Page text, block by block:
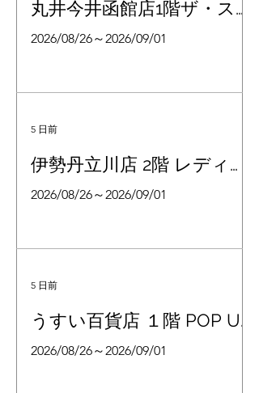
丸井今井函館店1階ザ・ステ
ージ#1
2026/08/26～2026/09/01
伊勢丹立川店 2階 レディス
シューズ
2026/08/26～2026/09/01
5 日前
うすい百貨店 １階 POP UP
スペース
2026/08/26～2026/09/01
5 日前